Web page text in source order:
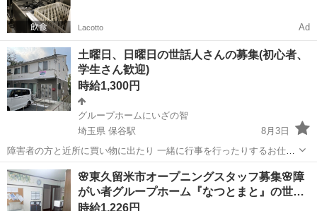
Lacotto Ad
土曜日、日曜日の世話人さんの募集(初心者、
学生さん歓迎)
時給1,300円
グループホームにいざの智
埼玉県 保谷駅
8月3日
障害者の方と近所に買い物に出たり 一緒に行事を行ったりするお仕事
です。 施設のお仕事なので、突然のキャンセルなどは、 ありません。
＊2人体制以上なので、家族の行事などで お休みしたいときは、ご相
談ください。 1300円以...
埼玉 新座市 保谷駅 その他 世話人
🌸東久留米市オープニングスタッフ募集🌸障
がい者グループホーム『なつとまと』の世…
時給1,226円